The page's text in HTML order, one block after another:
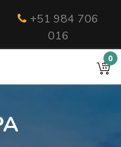
+51 984 706
016
0